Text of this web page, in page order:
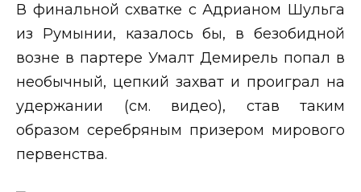
В финальной схватке с Адрианом Шульга
из Румынии, казалось бы, в безобидной
возне в партере Умалт Демирель попал в
необычный, цепкий захват и проиграл на
удержании (см. видео), став таким
образом серебряным призером мирового
первенства.